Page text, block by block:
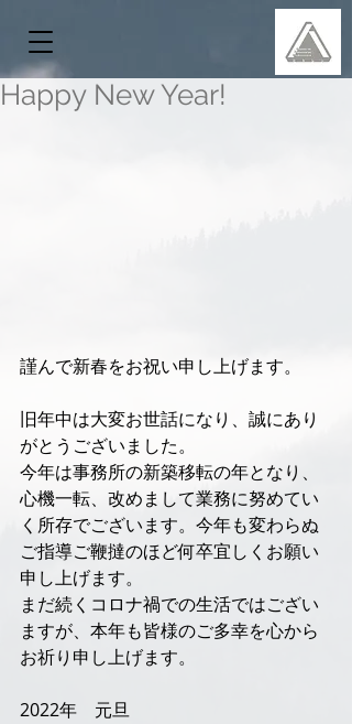
Happy New Year!
謹んで新春をお祝い申し上げます。
旧年中は大変お世話になり、誠にあり
がとうございました。
今年は事務所の新築移転の年となり、
心機一転、改めまして業務に努めてい
く所存でございます。今年も変わらぬ
ご指導ご鞭撻のほど何卒宜しくお願い
申し上げます。
まだ続くコロナ禍での生活ではござい
ますが、本年も皆様のご多幸を心から
お祈り申し上げます。
2022年　元旦